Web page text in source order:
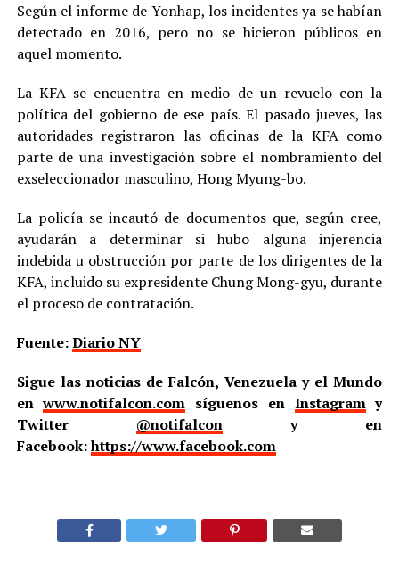
Según el informe de Yonhap, los incidentes ya se habían
detectado en 2016, pero no se hicieron públicos en
aquel momento.
La KFA se encuentra en medio de un revuelo con la
política del gobierno de ese país. El pasado jueves, las
autoridades registraron las oficinas de la KFA como
parte de una investigación sobre el nombramiento del
exseleccionador masculino, Hong Myung-bo.
La policía se incautó de documentos que, según cree,
ayudarán a determinar si hubo alguna injerencia
indebida u obstrucción por parte de los dirigentes de la
KFA, incluido su expresidente Chung Mong-gyu, durante
el proceso de contratación.
Fuente:Diario NY
Sigue las noticias de Falcón, Venezuela y el Mundo
enwww.notifalcon.com síguenos en Instagramy
Twitter @notifalcony en
Facebook:https://www.facebook.com